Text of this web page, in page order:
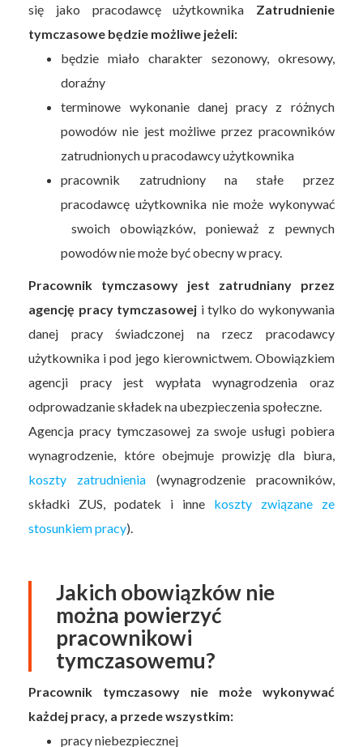
się jako pracodawcę użytkownika Zatrudnienie
tymczasowe będzie możliwe jeżeli:
będzie miało charakter sezonowy, okresowy,
doraźny
terminowe wykonanie danej pracy z różnych
powodów nie jest możliwe przez pracowników
zatrudnionych u pracodawcy użytkownika
pracownik zatrudniony na stałe przez
pracodawcę użytkownika nie może wykonywać
swoich obowiązków, ponieważ z pewnych
powodów nie może być obecny w pracy.
Pracownik tymczasowy jest zatrudniany przez
agencję pracy tymczasowej i tylko do wykonywania
danej pracy świadczonej na rzecz pracodawcy
użytkownika i pod jego kierownictwem. Obowiązkiem
agencji pracy jest wypłata wynagrodzenia oraz
odprowadzanie składek na ubezpieczenia społeczne.
Agencja pracy tymczasowej za swoje usługi pobiera
wynagrodzenie, które obejmuje prowizję dla biura,
koszty zatrudnienia (wynagrodzenie pracowników,
składki ZUS, podatek i inne koszty związane ze
stosunkiem pracy).
Jakich obowiązków nie
można powierzyć
pracownikowi
tymczasowemu?
Pracownik tymczasowy nie może wykonywać
każdej pracy, a przede wszystkim:
pracy niebezpiecznej